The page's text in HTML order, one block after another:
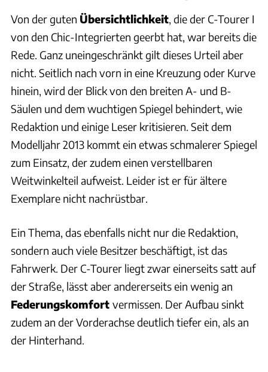
Von der guten Übersichtlichkeit, die der C-Tourer I
von den Chic-Integrierten geerbt hat, war bereits die
Rede. Ganz uneingeschränkt gilt dieses Urteil aber
nicht. Seitlich nach vorn in eine Kreuzung oder Kurve
hinein, wird der Blick von den breiten A- und B-
Säulen und dem wuchtigen Spiegel behindert, wie
Redaktion und einige Leser kritisieren. Seit dem
Modelljahr 2013 kommt ein etwas schmalerer Spiegel
zum Einsatz, der zudem einen verstellbaren
Weitwinkelteil aufweist. Leider ist er für ältere
Exemplare nicht nachrüstbar.
Ein Thema, das ebenfalls nicht nur die Redaktion,
sondern auch viele Besitzer beschäftigt, ist das
Fahrwerk. Der C-Tourer liegt zwar einerseits satt auf
der Straße, lässt aber andererseits ein wenig an
Federungskomfort vermissen. Der Aufbau sinkt
zudem an der Vorderachse deutlich tiefer ein, als an
der Hinterhand.